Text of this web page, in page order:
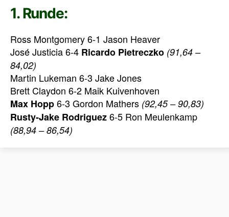
1. Runde:
Ross Montgomery 6-1 Jason Heaver
José Justicia 6-4 Ricardo Pietreczko (91,64 –
84,02)
Martin Lukeman 6-3 Jake Jones
Brett Claydon 6-2 Maik Kuivenhoven
Max Hopp6-3 Gordon Mathers (92,45 – 90,83)
Rusty-Jake Rodriguez6-5 Ron Meulenkamp
(88,94 – 86,54)